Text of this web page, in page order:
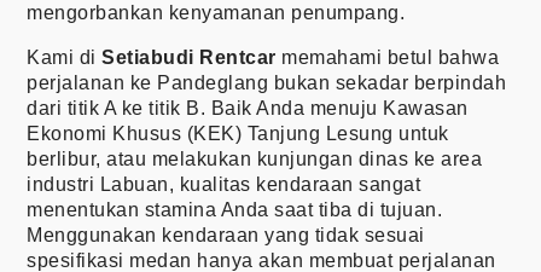
mengorbankan kenyamanan penumpang.
Kami di Setiabudi Rentcar memahami betul bahwa
perjalanan ke Pandeglang bukan sekadar berpindah
dari titik A ke titik B. Baik Anda menuju Kawasan
Ekonomi Khusus (KEK) Tanjung Lesung untuk
berlibur, atau melakukan kunjungan dinas ke area
industri Labuan, kualitas kendaraan sangat
menentukan stamina Anda saat tiba di tujuan.
Menggunakan kendaraan yang tidak sesuai
spesifikasi medan hanya akan membuat perjalanan